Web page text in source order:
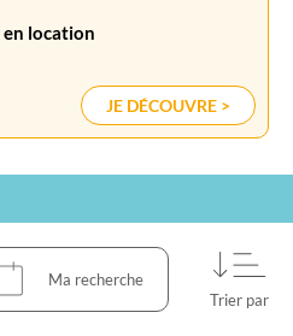
Ma recherche
Trier par
location
JE DÉCOUVRE >